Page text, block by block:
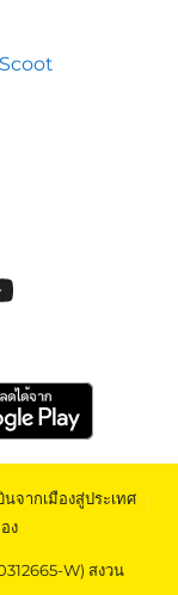
นจากเมืองสู่ประเทศ |
ง
W) สงวน